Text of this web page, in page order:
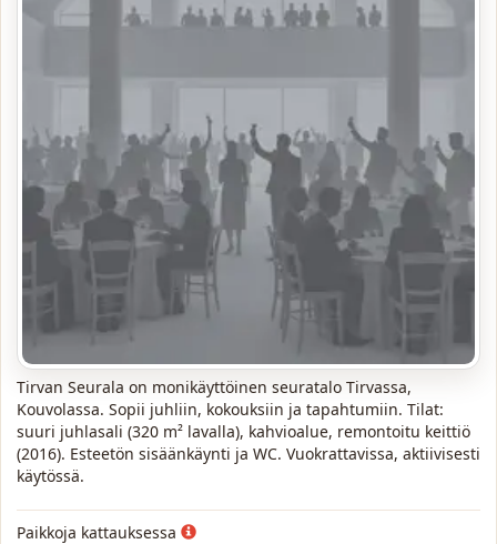
Tirvan Seurala on monikäyttöinen seuratalo Tirvassa,
Kouvolassa. Sopii juhliin, kokouksiin ja tapahtumiin. Tilat:
suuri juhlasali (320 m² lavalla), kahvioalue, remontoitu keittiö
(2016). Esteetön sisäänkäynti ja WC. Vuokrattavissa, aktiivisesti
käytössä.
Paikkoja kattauksessa